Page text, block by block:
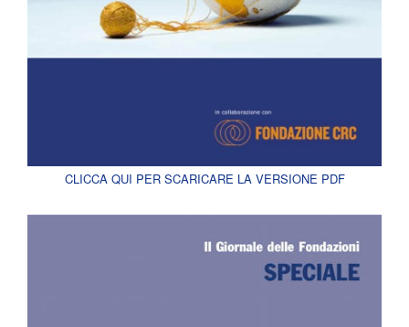
CLICCA QUI PER SCARICARE LA VERSIONE PDF